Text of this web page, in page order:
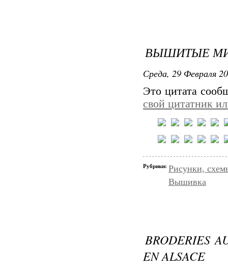
ВЫШИТЫЕ
Среда, 29 Февраля
Это цитата
свой цитатник
Рубрики: Рисунки,
Вышивка
BRODERIES
EN ALSACE